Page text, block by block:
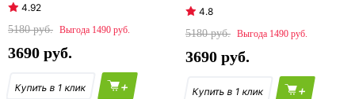
4.92
5180
1490
3690
+
4.8
5180
1490
3690
+